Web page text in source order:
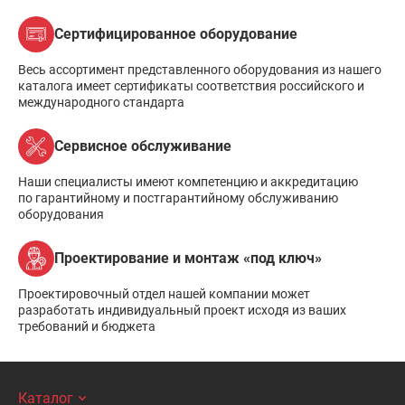
Сертифицированное оборудование
Весь ассортимент представленного оборудования из нашего
каталога имеет сертификаты соответствия российского и
международного стандарта
Сервисное обслуживание
Наши специалисты имеют компетенцию и аккредитацию
по гарантийному и постгарантийному обслуживанию
оборудования
Проектирование и монтаж «под ключ»
Проектировочный отдел нашей компании может
разработать индивидуальный проект исходя из ваших
требований и бюджета
Каталог